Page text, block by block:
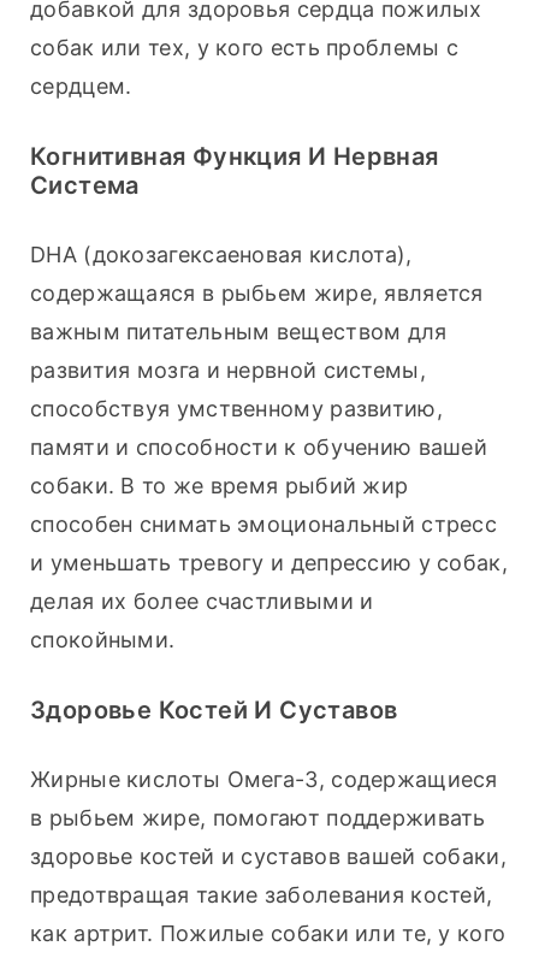
добавкой для здоровья сердца пожилых
собак или тех, у кого есть проблемы с
сердцем.
Когнитивная Функция И Нервная
Система
DHA (докозагексаеновая кислота),
содержащаяся в рыбьем жире, является
важным питательным веществом для
развития мозга и нервной системы,
способствуя умственному развитию,
памяти и способности к обучению вашей
собаки. В то же время рыбий жир
способен снимать эмоциональный стресс
и уменьшать тревогу и депрессию у собак,
делая их более счастливыми и
спокойными.
Здоровье Костей И Суставов
Жирные кислоты Омега-3, содержащиеся
в рыбьем жире, помогают поддерживать
здоровье костей и суставов вашей собаки,
предотвращая такие заболевания костей,
как артрит. Пожилые собаки или те, у кого